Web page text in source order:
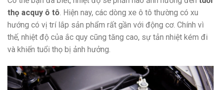
thọ acquy ô tô. Hiện nay, các dòng xe ô tô thường có xu
hướng có vị trí lắp sản phẩm rất gần với động cơ. Chính vì
thế, nhiệt độ của ắc quy cũng tăng cao, sự tản nhiệt kém đi
và khiến tuổi thọ bị ảnh hưởng.